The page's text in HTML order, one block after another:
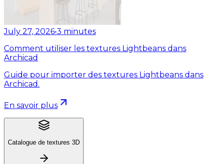
July 27, 2026•3 minutes
Comment utiliser les textures Lightbeans dans
Archicad
Guide pour importer des textures Lightbeans dans
Archicad.
En savoir plus
Catalogue de textures 3D